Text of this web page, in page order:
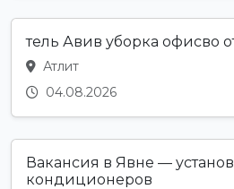
тель Авив уборка офисво
Атлит
04.08.2026
Вакансия в Явне —
кондиционеров